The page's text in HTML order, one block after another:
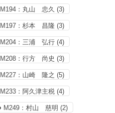
M194：丸山 忠久 (3)
M197：杉本 昌隆 (3)
M204：三浦 弘行 (4)
M208：行方 尚史 (3)
M227：山崎 隆之 (5)
M233：阿久津主税 (4)
M249：村山 慈明 (2)